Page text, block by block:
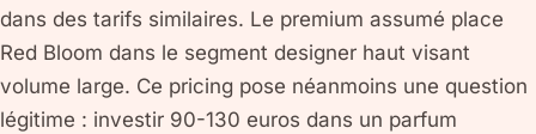
dans des tarifs similaires. Le premium assumé place
Red Bloom dans le segment designer haut visant
volume large. Ce pricing pose néanmoins une question
légitime : investir 90-130 euros dans un parfum